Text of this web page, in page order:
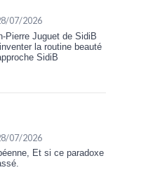
07/2026
Pierre Juguet de SidiB
la routine beauté
SidiB
07/2026
Et si ce paradoxe